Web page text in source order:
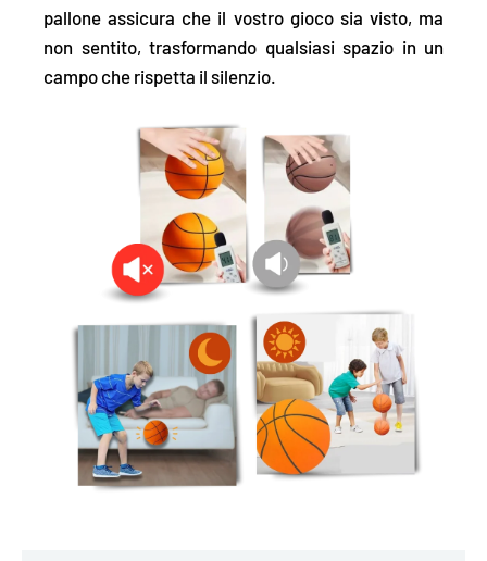
pallone assicura che il vostro gioco sia visto, ma
non sentito, trasformando qualsiasi spazio in un
campo che rispetta il silenzio.